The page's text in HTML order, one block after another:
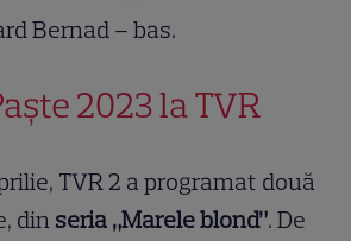
Bernad – bas.
2023 la TVR
TVR 2 a programat două
din seria „Marele blond”. De